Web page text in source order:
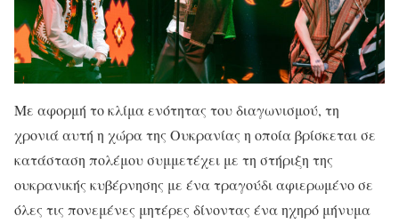
Με αφορμή το κλίμα ενότητας του διαγωνισμού, τη
χρονιά αυτή η χώρα της Ουκρανίας η οποία βρίσκεται σε
κατάσταση πολέμου συμμετέχει με τη στήριξη της
ουκρανικής κυβέρνησης με ένα τραγούδι αφιερωμένο σε
όλες τις πονεμένες μητέρες δίνοντας ένα ηχηρό μήνυμα